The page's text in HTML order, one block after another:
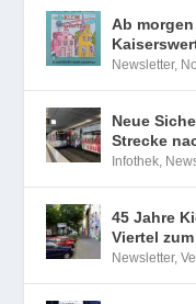
Ab
Newsletter,
Neue
Strecke
Infothek,
45 Jahre
Viertel
Newsletter,